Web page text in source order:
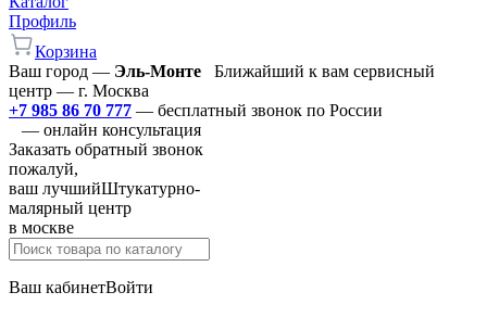
Профиль
Корзина
Ваш город — Эль-Монте
Ближайший к вам сервисный
центр — г. Москва
+7 985 86 70 777 — бесплатный звонок по России
— онлайн консультация
Заказать обратный звонок
пожалуй,
ваш лучшийШтукатурно-
малярный центр
в москве
Ваш кабинетВойти